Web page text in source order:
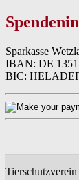
Sparkasse
IBAN: DE
BIC:
Tierschutzverein